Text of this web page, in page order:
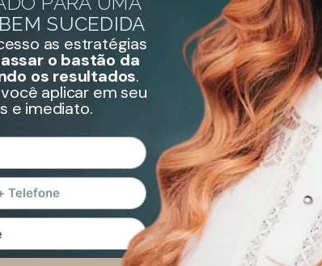
SUCEDIDA
as estratégias
o bastão da
os resultados.
aplicar em seu
e imediato.